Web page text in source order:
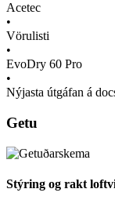
Acetec
•
Vörulisti
•
EvoDry 60 Pro
•
Nýjasta útgáfan á
Getu
Stýring og rakt